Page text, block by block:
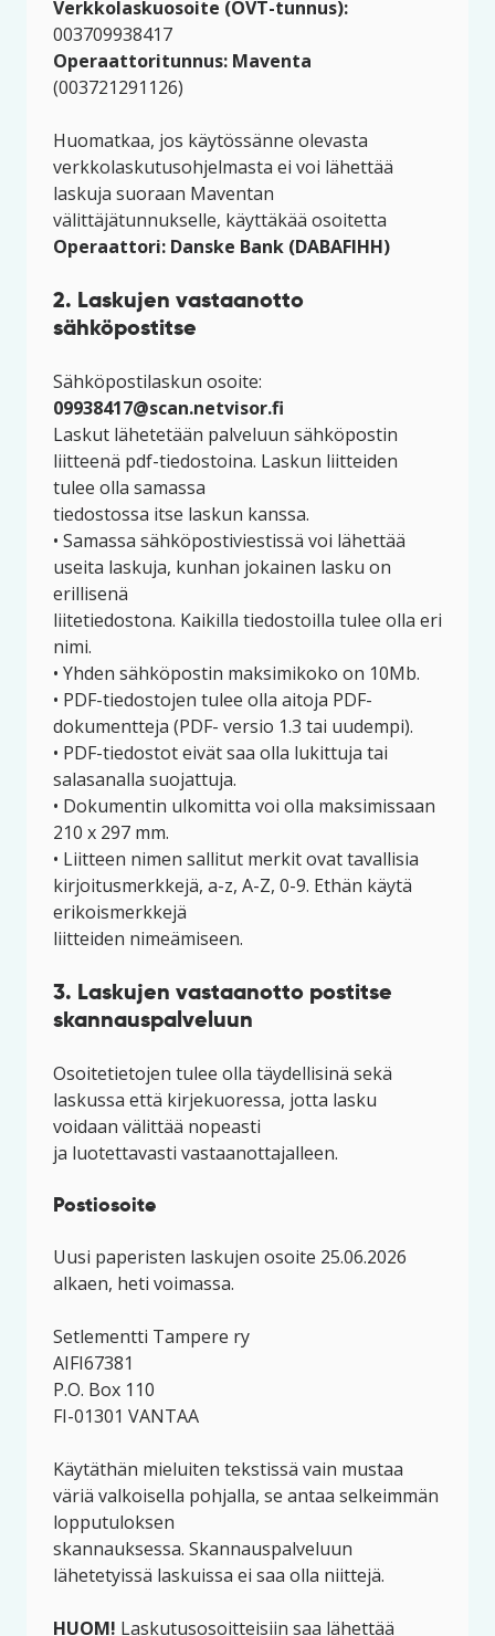
Verkkolaskuosoite (OVT-tunnus):
003709938417
Operaattoritunnus: Maventa
(003721291126)
Huomatkaa, jos käytössänne olevasta
verkkolaskutusohjelmasta ei voi lähettää
laskuja suoraan Maventan
välittäjätunnukselle, käyttäkää osoitetta
Operaattori: Danske Bank (DABAFIHH)
2. Laskujen vastaanotto
sähköpostitse
Sähköpostilaskun osoite:
09938417@scan.netvisor.fi
Laskut lähetetään palveluun sähköpostin
liitteenä pdf-tiedostoina. Laskun liitteiden
tulee olla samassa
tiedostossa itse laskun kanssa.
• Samassa sähköpostiviestissä voi lähettää
useita laskuja, kunhan jokainen lasku on
erillisenä
liitetiedostona. Kaikilla tiedostoilla tulee olla eri
nimi.
• Yhden sähköpostin maksimikoko on 10Mb.
• PDF-tiedostojen tulee olla aitoja PDF-
dokumentteja (PDF- versio 1.3 tai uudempi).
• PDF-tiedostot eivät saa olla lukittuja tai
salasanalla suojattuja.
• Dokumentin ulkomitta voi olla maksimissaan
210 x 297 mm.
• Liitteen nimen sallitut merkit ovat tavallisia
kirjoitusmerkkejä, a-z, A-Z, 0-9. Ethän käytä
erikoismerkkejä
liitteiden nimeämiseen.
3. Laskujen vastaanotto postitse
skannauspalveluun
Osoitetietojen tulee olla täydellisinä sekä
laskussa että kirjekuoressa, jotta lasku
voidaan välittää nopeasti
ja luotettavasti vastaanottajalleen.
Postiosoite
Uusi paperisten laskujen osoite 25.06.2026
alkaen, heti voimassa.
Setlementti Tampere ry
AIFI67381
P.O. Box 110
FI-01301 VANTAA
Käytäthän mieluiten tekstissä vain mustaa
väriä valkoisella pohjalla, se antaa selkeimmän
lopputuloksen
skannauksessa. Skannauspalveluun
lähetetyissä laskuissa ei saa olla niittejä.
HUOM! Laskutusosoitteisiin saa lähettää